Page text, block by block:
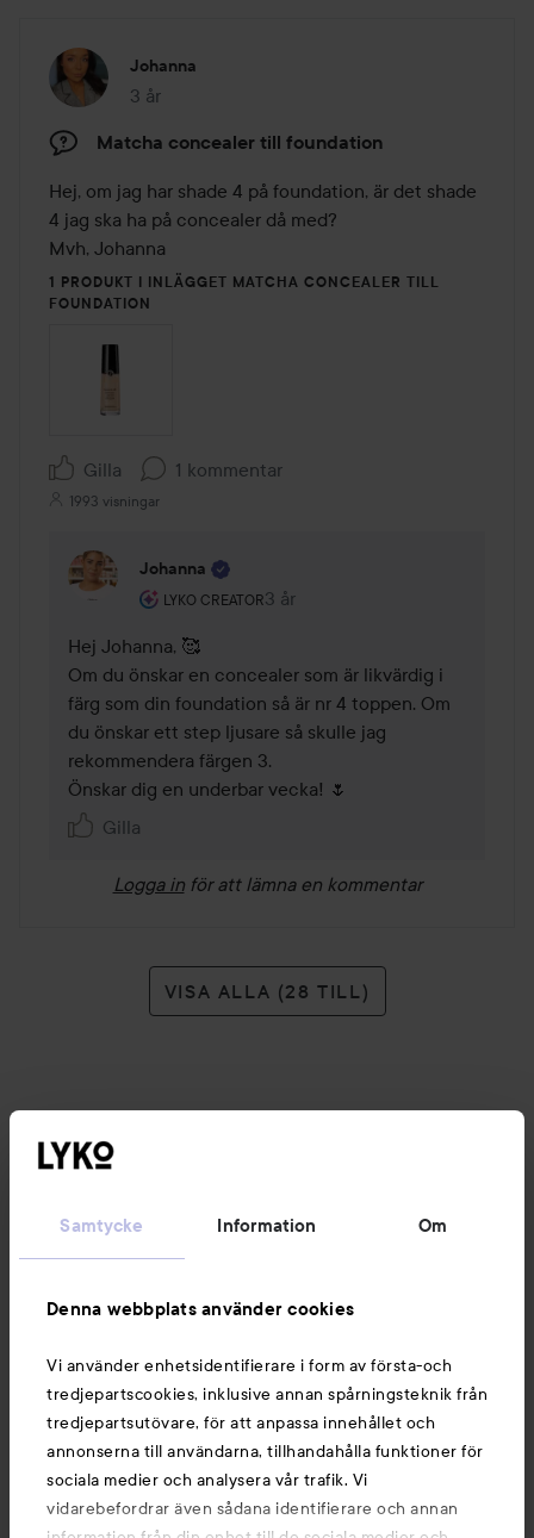
Samtycke Information Om
Denna webbplats använder cookies
Vi använder enhetsidentifierare i form av första-och
tredjepartscookies, inklusive annan spårningsteknik från
tredjepartsutövare, för att anpassa innehållet och
annonserna till användarna, tillhandahålla funktioner för
sociala medier och analysera vår trafik. Vi
vidarebefordrar även sådana identifierare och annan
Johanna
3 år
Inlägget skapades 3 år
Matcha concealer till foundation
Hej, om jag har shade 4 på foundation, är det shade
4 jag ska ha på concealer då med?
Mvh, Johanna
1 PRODUKT I INLÄGGET MATCHA CONCEALER TILL
FOUNDATION
Gilla 1 kommentar
1993 visningar
Johanna
LYKO CREATOR
Användarens roll: Lyko Creator.
3 år
Kommentaren lades 3 år
Hej Johanna, 🥰
Om du önskar en concealer som är likvärdig i
färg som din foundation så är nr 4 toppen. Om
du önskar ett step ljusare så skulle jag
rekommendera färgen 3.
Önskar dig en underbar vecka! 🌷
Gilla
Logga in för att lämna en kommentar
VISA ALLA (28 TILL)
Make Up Store